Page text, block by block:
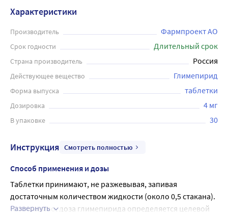
Характеристики
Производитель Фармпроект АО
Срок годности Длительный срок
Страна производитель Россия
Действующее вещество Глимепирид
Форма выпуска таблетки
Дозировка 4 мг
В упаковке 30
Инструкция Смотреть полностью
Способ применения и дозы
Таблетки принимают, не разжевывая, запивая
достаточным количеством жидкости (около 0,5 стакана).
Как правило, доза глимепирида определяется целевой
Развернуть